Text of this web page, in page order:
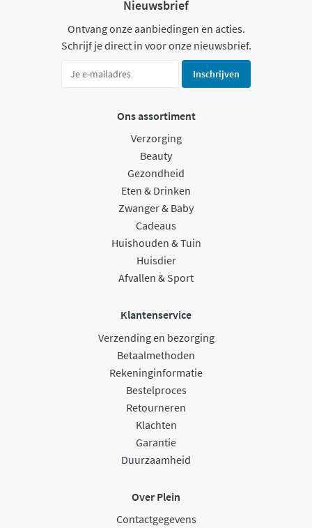
Nieuwsbrief
Ontvang onze aanbiedingen en acties.
Schrijf je direct in voor onze nieuwsbrief.
Inschrijven
Ons assortiment
Verzorging
Beauty
Gezondheid
Eten & Drinken
Zwanger & Baby
Cadeaus
Huishouden & Tuin
Huisdier
Afvallen & Sport
Klantenservice
Verzending en bezorging
Betaalmethoden
Rekeninginformatie
Bestelproces
Retourneren
Klachten
Garantie
Duurzaamheid
Over Plein
Contactgegevens